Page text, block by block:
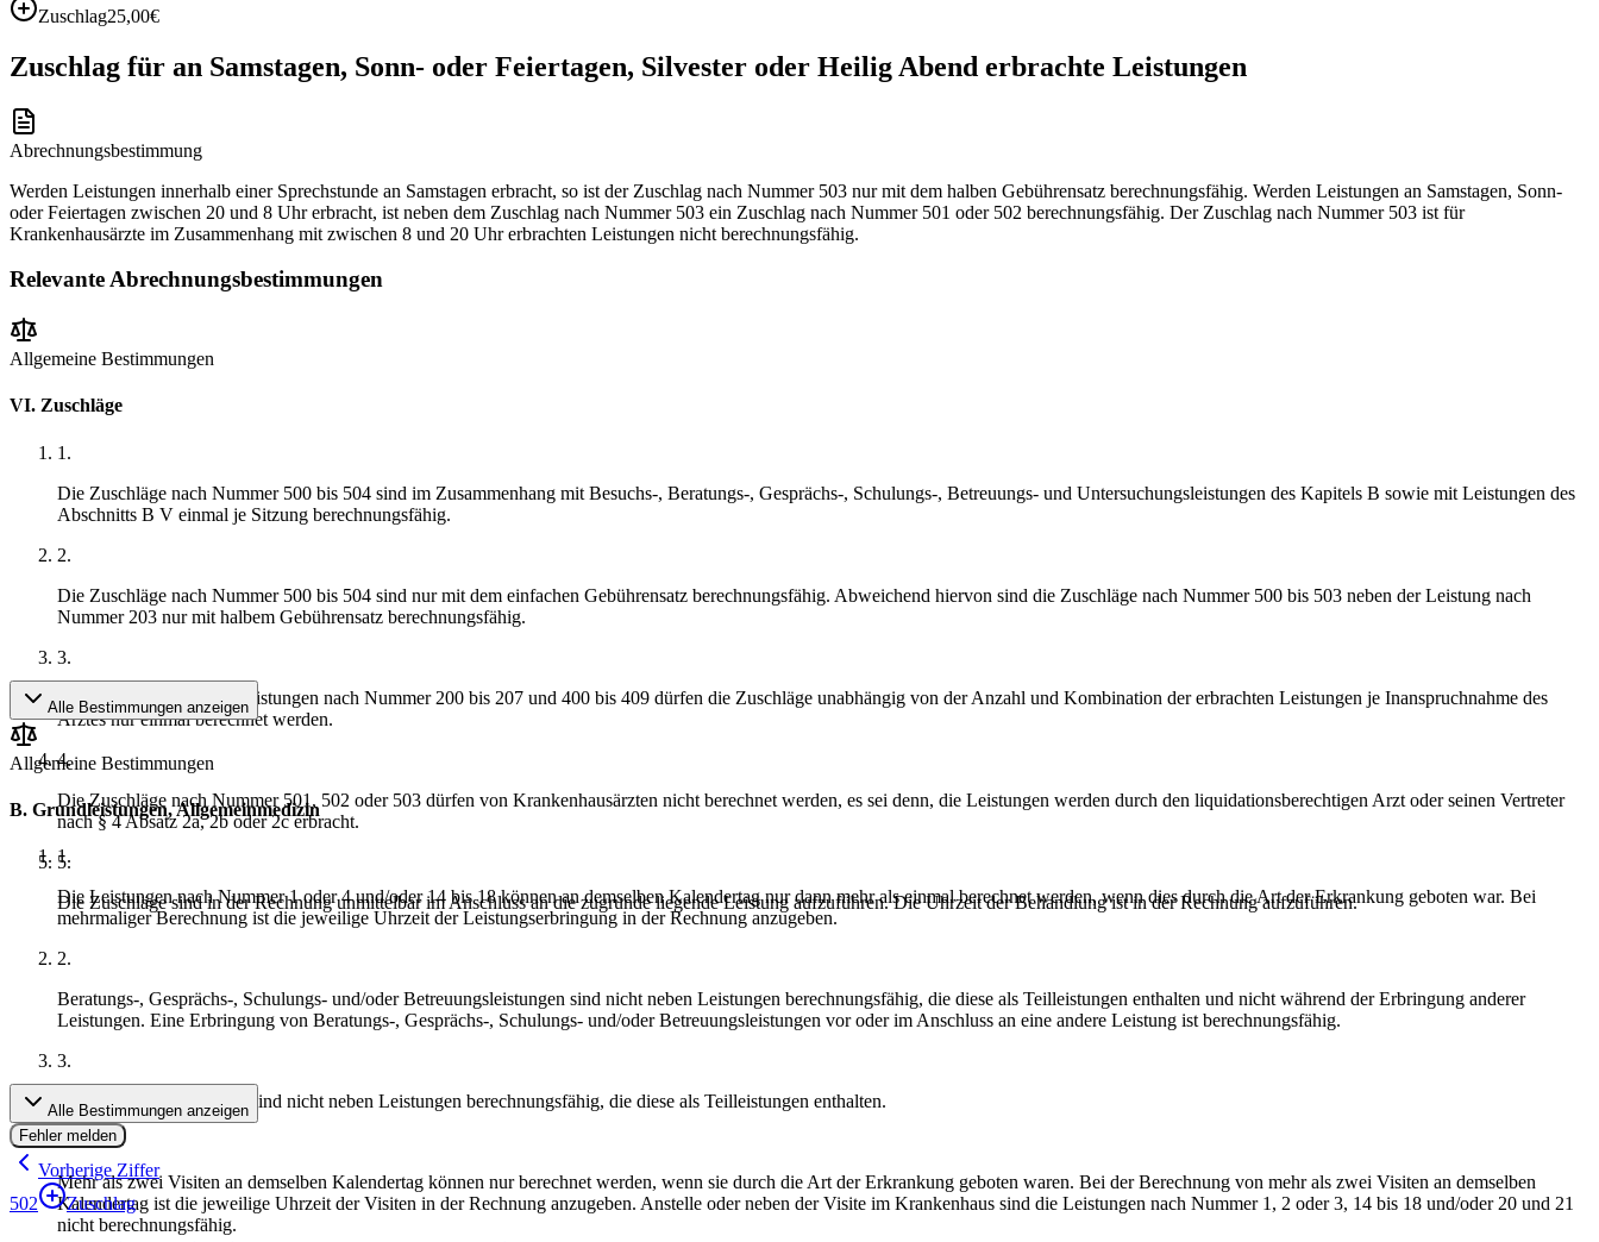
Zuschlag25,00€
Zuschlag für an Samstagen, Sonn- oder Feiertagen, Silvester oder Heilig Abend erbrachte Leistungen
Abrechnungsbestimmung
Werden Leistungen innerhalb einer Sprechstunde an Samstagen erbracht, so ist der Zuschlag nach Nummer 503 nur mit dem halben Gebührensatz berechnungsfähig. Werden Leistungen an Samstagen, Sonn-
oder Feiertagen zwischen 20 und 8 Uhr erbracht, ist neben dem Zuschlag nach Nummer 503 ein Zuschlag nach Nummer 501 oder 502 berechnungsfähig. Der Zuschlag nach Nummer 503 ist für
Krankenhausärzte im Zusammenhang mit zwischen 8 und 20 Uhr erbrachten Leistungen nicht berechnungsfähig.
Relevante Abrechnungsbestimmungen
Allgemeine Bestimmungen
VI. Zuschläge
1 .
Die Zuschläge nach Nummer 500 bis 504 sind im Zusammenhang mit Besuchs-, Beratungs-, Gesprächs-, Schulungs-, Betreuungs- und Untersuchungsleistungen des Kapitels B sowie mit Leistungen des
Abschnitts B V einmal je Sitzung berechnungsfähig.
2.
Die Zuschläge nach Nummer 500 bis 504 sind nur mit dem einfachen Gebührensatz berechnungsfähig. Abweichend hiervon sind die Zuschläge nach Nummer 500 bis 503 neben der Leistung nach
Nummer 203 nur mit halbem Gebührensatz berechnungsfähig.
3.
Im Zusammenhang mit Leistungen nach Nummer 200 bis 207 und 400 bis 409 dürfen die Zuschläge unabhängig von der Anzahl und Kombination der erbrachten Leistungen je Inanspruchnahme des
Arztes nur einmal berechnet werden.
4.
Die Zuschläge nach Nummer 501, 502 oder 503 dürfen von Krankenhausärzten nicht berechnet werden, es sei denn, die Leistungen werden durch den liquidationsberechtigen Arzt oder seinen Vertreter
nach § 4 Absatz 2a, 2b oder 2c erbracht.
5.
Die Zuschläge sind in der Rechnung unmittelbar im Anschluss an die zugrunde liegende Leistung aufzuführen. Die Uhrzeit der Behandlung ist in der Rechnung aufzuführen.
Alle Bestimmungen anzeigen
Allgemeine Bestimmungen
B. Grundleistungen, Allgemeinmedizin
1.
Die Leistungen nach Nummer 1 oder 4 und/oder 14 bis 18 können an demselben Kalendertag nur dann mehr als einmal berechnet werden, wenn dies durch die Art der Erkrankung geboten war. Bei
mehrmaliger Berechnung ist die jeweilige Uhrzeit der Leistungserbringung in der Rechnung anzugeben.
2.
Beratungs-, Gesprächs-, Schulungs- und/oder Betreuungsleistungen sind nicht neben Leistungen berechnungsfähig, die diese als Teilleistungen enthalten und nicht während der Erbringung anderer
Leistungen. Eine Erbringung von Beratungs-, Gesprächs-, Schulungs- und/oder Betreuungsleistungen vor oder im Anschluss an eine andere Leistung ist berechnungsfähig.
3.
Untersuchungsleistungen sind nicht neben Leistungen berechnungsfähig, die diese als Teilleistungen enthalten.
4.
Mehr als zwei Visiten an demselben Kalendertag können nur berechnet werden, wenn sie durch die Art der Erkrankung geboten waren. Bei der Berechnung von mehr als zwei Visiten an demselben
Kalendertag ist die jeweilige Uhrzeit der Visiten in der Rechnung anzugeben. Anstelle oder neben der Visite im Krankenhaus sind die Leistungen nach Nummer 1, 2 oder 3, 14 bis 18 und/oder 20 und 21
nicht berechnungsfähig.
Alle Bestimmungen anzeigen
Fehler melden
Vorherige Ziffer
502
Zuschlag